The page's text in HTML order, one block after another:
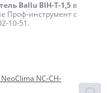
Ballu BIH-Т-1,5 в
Проф-инструмент с
10-51.
NC-CH-